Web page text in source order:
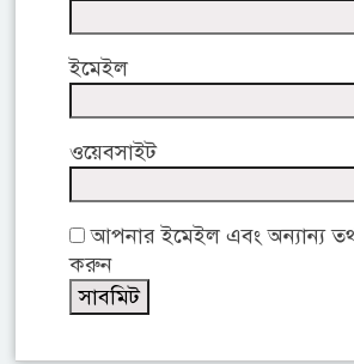
ইমেইল
ওয়েবসাইট
আপনার ইমেইল এবং অন্যান্য
করুন